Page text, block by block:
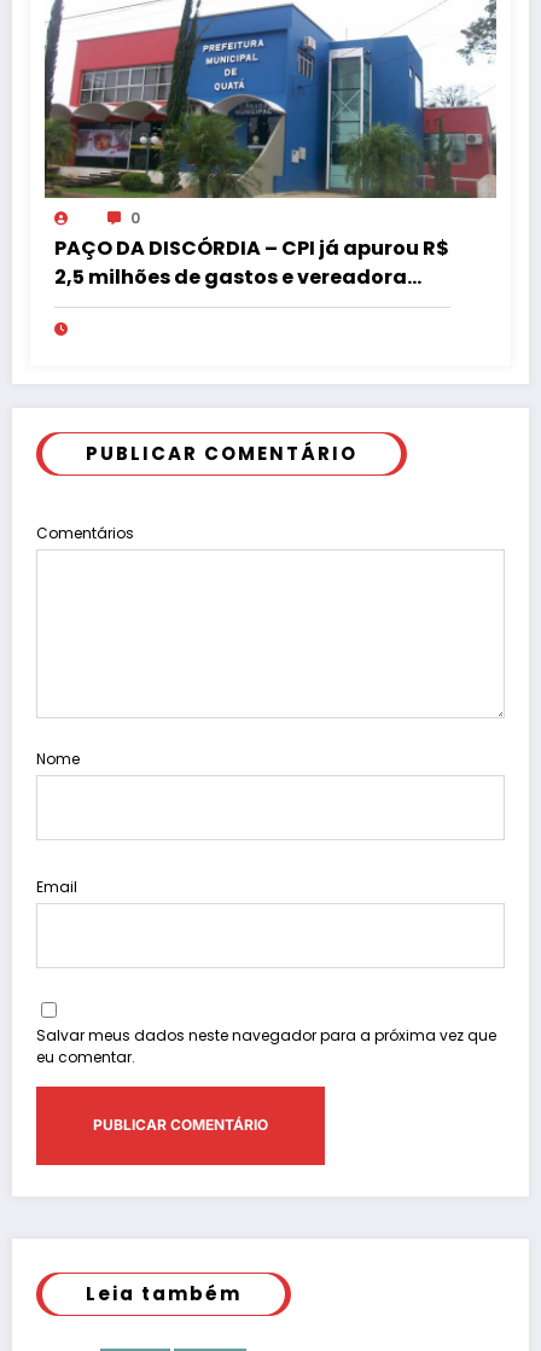
0
PAÇO DA DISCÓRDIA – CPI já apurou R$
2,5 milhões de gastos e vereadora
pede “acordo” para aprovar R$ 9,5
milhões
PUBLICAR COMENTÁRIO
Comentários
Nome
Email
Salvar meus dados neste navegador para a próxima vez que
eu comentar.
Leia também